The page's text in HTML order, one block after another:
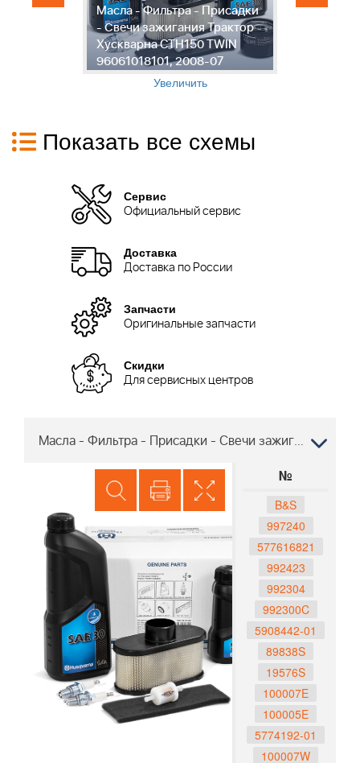
Масла - Фильтра - Присадки
- Свечи зажигания Трактор
Хускварна CTH150 TWIN
96061018101, 2008-07
Увеличить
Показать все схемы
Сервис
Официальный сервис
Доставка
Доставка по России
Запчасти
Оригинальные запчасти
Скидки
Для сервисных центров
Масла - Фильтра - Присадки - Свечи зажигания Трактор Хускварна CTH150 TWIN 96061018101, 2008-07
№
B&S
997240
577616821
992423
992304
992300C
5908442-01
89838S
19576S
100007E
100005E
5774192-01
100007W